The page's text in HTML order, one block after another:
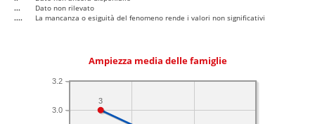
...
Dato non rilevato
....
La mancanza o esiguità del fenomeno rende i valori non significativi
Ampiezza media delle famiglie
3.0
3.2
3